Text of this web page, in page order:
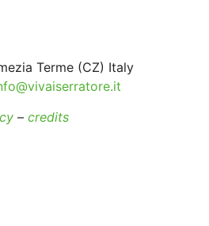
Terme (CZ) Italy
– credits